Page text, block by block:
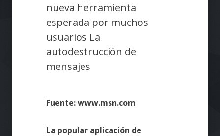
nueva herramienta
esperada por muchos
usuarios La
autodestrucción de
mensajes
Fuente: www.msn.com
La popular aplicación de